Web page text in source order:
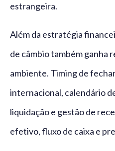
estrangeira.
Além da estratégia
de câmbio também ganha
ambiente. Timing de
internacional, calendário
liquidação e gestão de
efetivo, fluxo de caixa e